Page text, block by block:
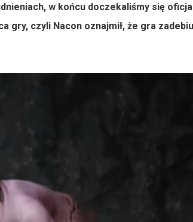
w końcu doczekaliśmy się
gry, czyli Nacon oznajmił, że gra